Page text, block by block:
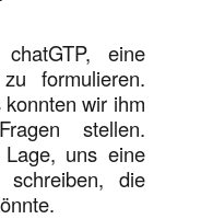
eine
formulieren.
wir ihm
stellen.
uns eine
schreiben, die